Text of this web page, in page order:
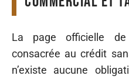
La page officielle
consacrée au crédit
n’existe aucune